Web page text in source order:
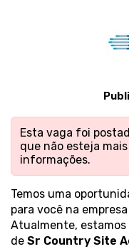
Esta vaga foi
que não esteja
informações.
Temos uma
para você na empresa
Atualmente, estamos
de Sr Country Site